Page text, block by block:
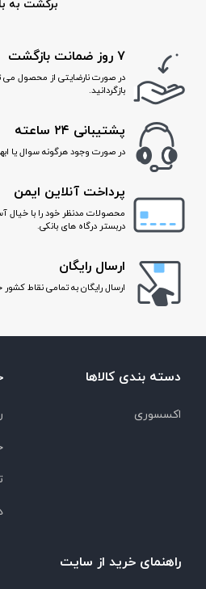
همین حالا این دستبند زنانه خاص را
هر جمعی بدرخشید!
برگشت به
۷ روز ضمانت بازگشت
در صورت نارضایتی از محصول می
بازگردانید.
پشتیبانی ۲۴ ساعته
در صورت وجود هرگونه سوال یا
پرداخت آنلاین ایمن
محصولات مدنظر خود را با خیال
دربستر درگاه های بانکی.
ارسال رایگان
ارسال رایگان به تمامی نقاط
دسته بندی کالاها
اکسسوری
راهنمای خرید از سایت